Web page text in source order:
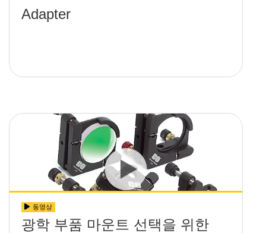
Adapter
동영상
광학 부품 마운트 선택을 위한